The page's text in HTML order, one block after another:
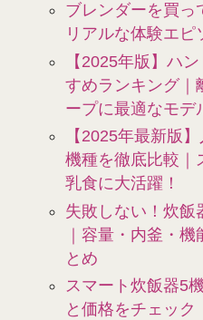
ブレンダーを買っ
リアルな体験エピ
【2025年版】ハ
すめランキング｜
ープに最適なモデ
【2025年最新版
機種を徹底比較｜
乳食に大活躍！
失敗しない！炊飯
｜容量・内釜・
とめ
スマート炊飯器5
と価格をチェック